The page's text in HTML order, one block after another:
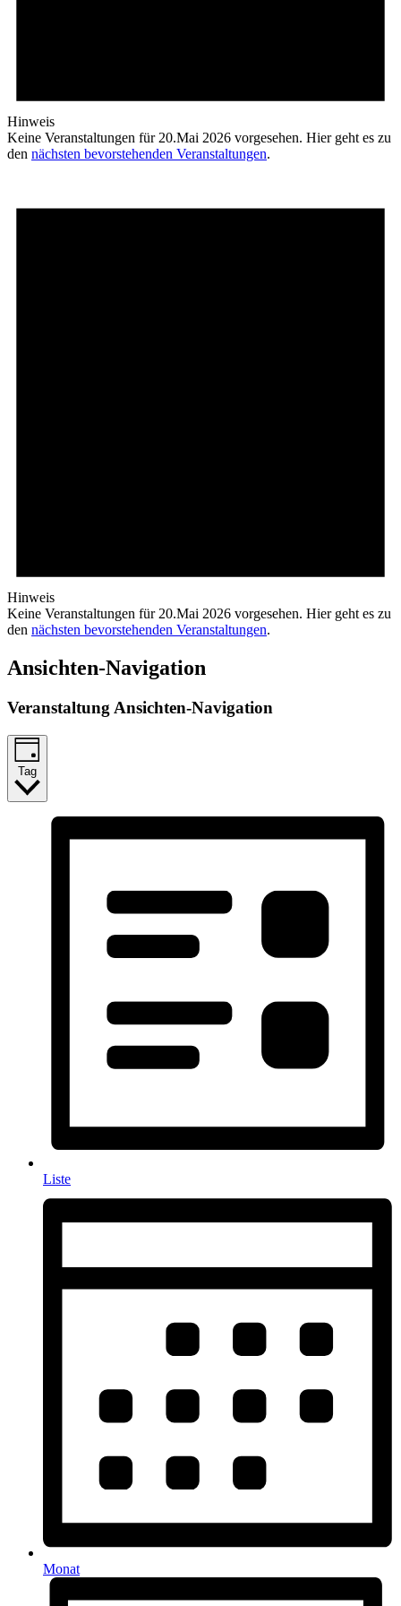
Hinweis
Keine Veranstaltungen für 20.Mai 2026 vorgesehen. Hier geht es zu
den nächsten bevorstehenden Veranstaltungen.
Hinweis
Keine Veranstaltungen für 20.Mai 2026 vorgesehen. Hier geht es zu
den nächsten bevorstehenden Veranstaltungen.
Ansichten-Navigation
Veranstaltung Ansichten-Navigation
Tag
Liste
Monat